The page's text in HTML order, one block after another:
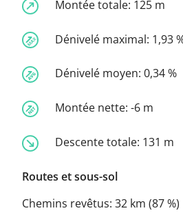
Montée totale: 125 m
Dénivelé maximal: 1,93
Dénivelé moyen: 0,34 %
Montée nette: -6 m
Descente totale: 131 m
Routes et sous-sol
Chemins revêtus: 32 km (87 %)